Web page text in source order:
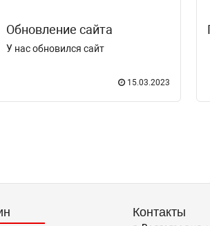
Обновление сайта
У нас обновился сайт
15.03.2023
Контакты